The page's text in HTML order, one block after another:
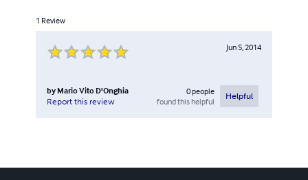
1 Review
Jun 5, 2014
by Mario Vito D'Onghia
Report this review
0people
found this helpful
Helpful